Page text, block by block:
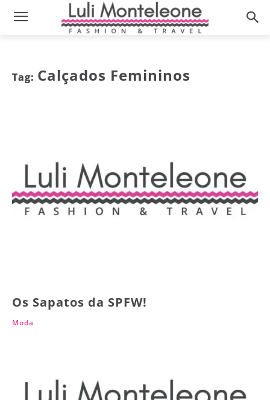
Tag: Calçados Femininos
Os Sapatos da SPFW!
Moda